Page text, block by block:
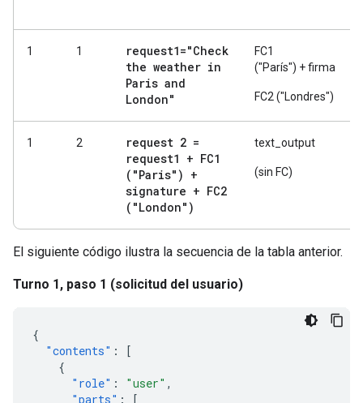
1 1
request1="Check
the weather in
Paris and
London"
FC1
("París") + firma
FC2 ("Londres")
1 2
request 2 =
request1 + FC1
("Paris") +
signature + FC2
("London")
text_output
(sin FC)
El siguiente código ilustra la secuencia de la tabla anterior.
Turno 1, paso 1 (solicitud del usuario)
{
"contents" :
[
{
"role" : "user" ,
"parts" :
[